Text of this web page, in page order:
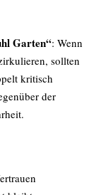
Garten“: Wenn
sollten
kritisch
der